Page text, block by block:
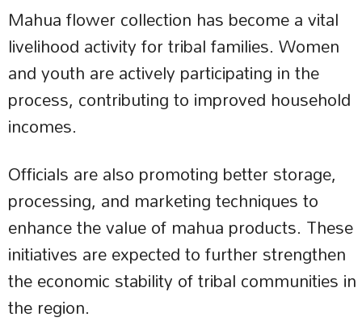
Mahua flower collection has become a vital
livelihood activity for tribal families. Women
and youth are actively participating in the
process, contributing to improved household
incomes.
Officials are also promoting better storage,
processing, and marketing techniques to
enhance the value of mahua products. These
initiatives are expected to further strengthen
the economic stability of tribal communities in
the region.